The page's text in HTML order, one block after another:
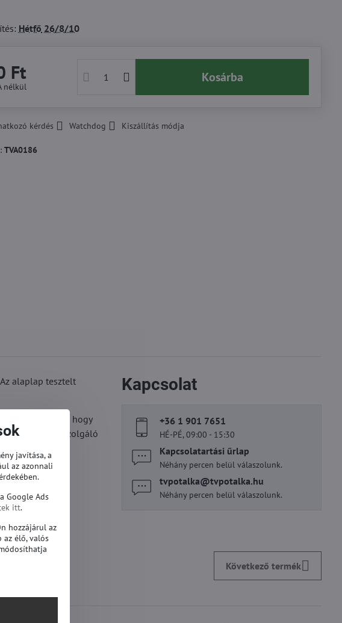
Hétfő 26/8/10
Ft
nélkül
Kosárba
kérdés Watchdog Kiszállítás módja
TVA0186
alaplap tesztelt
előtt javasoljuk, hogy
szolgáló
Kapcsolat
+36 1 901 7651
HÉ-PÉ, 09:00 - 15:30
Kapcsolatartási űrlap
Néhány percen belül válaszolunk.
tvpotalka​@tvpotalka​.hu
Néhány percen belül válaszolunk.
Következő termék
javítása, a
az azonnali
Google Ads
itt.
hozzájárul az
az élő, valós